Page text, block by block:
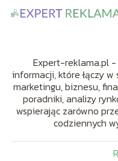
Expert-reklama.pl -
informacji, które łączy
marketingu, biznesu,
poradniki, analizy
wspierając zarówno
codziennych